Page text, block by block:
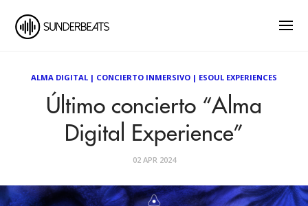
ALMA DIGITAL | CONCIERTO INMERSIVO | ESOUL EXPERIENCES
Último concierto “Alma
Digital Experience”
02 APR 2024